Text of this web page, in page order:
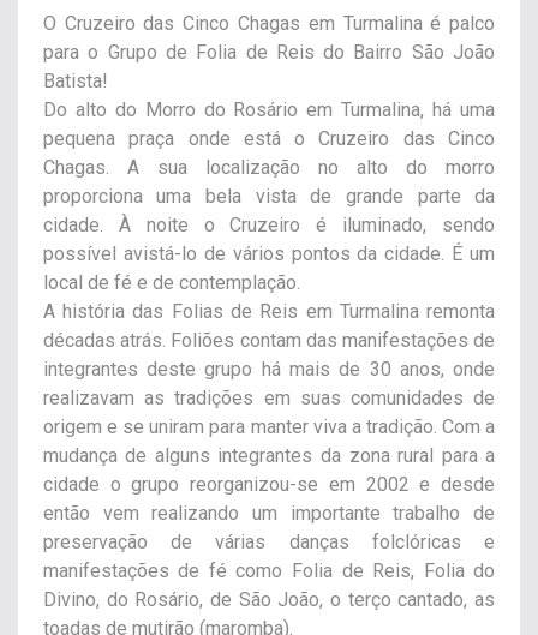
O Cruzeiro das Cinco Chagas em Turmalina é palco
para o Grupo de Folia de Reis do Bairro São João
Batista!
Do alto do Morro do Rosário em Turmalina, há uma
pequena praça onde está o Cruzeiro das Cinco
Chagas. A sua localização no alto do morro
proporciona uma bela vista de grande parte da
cidade. À noite o Cruzeiro é iluminado, sendo
possível avistá-lo de vários pontos da cidade. É um
local de fé e de contemplação.
A história das Folias de Reis em Turmalina remonta
décadas atrás. Foliões contam das manifestações de
integrantes deste grupo há mais de 30 anos, onde
realizavam as tradições em suas comunidades de
origem e se uniram para manter viva a tradição. Com a
mudança de alguns integrantes da zona rural para a
cidade o grupo reorganizou-se em 2002 e desde
então vem realizando um importante trabalho de
preservação de várias danças folclóricas e
manifestações de fé como Folia de Reis, Folia do
Divino, do Rosário, de São João, o terço cantado, as
toadas de mutirão (maromba).